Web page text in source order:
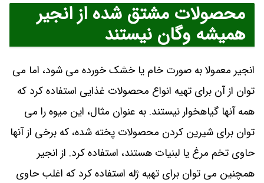
محصولات مشتق شده از انجیر
همیشه وگان نیستند
انجیر معمولا به صورت خام یا خشک خورده می شود، اما می
توان از آن برای تهیه انواع محصولات غذایی استفاده کرد که
همه آنها گیاهخوار نیستند. به عنوان مثال، این میوه را می
توان برای شیرین کردن محصولات پخته شده، که برخی از آنها
حاوی تخم مرغ یا لبنیات هستند، استفاده کرد. از انجیر
همچنین می توان برای تهیه ژله استفاده کرد که اغلب حاوی